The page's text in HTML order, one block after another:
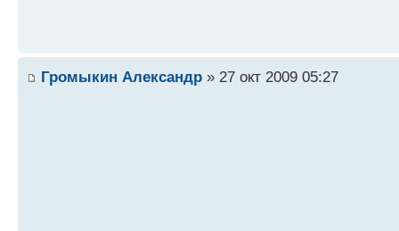
Громыкин Александр » 27 окт 2009 05:27